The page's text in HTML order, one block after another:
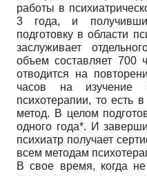
работы в
3 года, и
подготовку в области
заслуживает
объем составляет 700
отводится на
часов на
психотерапии, то есть
метод. В целом
одного года*. И
психиатр получает
всем методам
В свое время, когда